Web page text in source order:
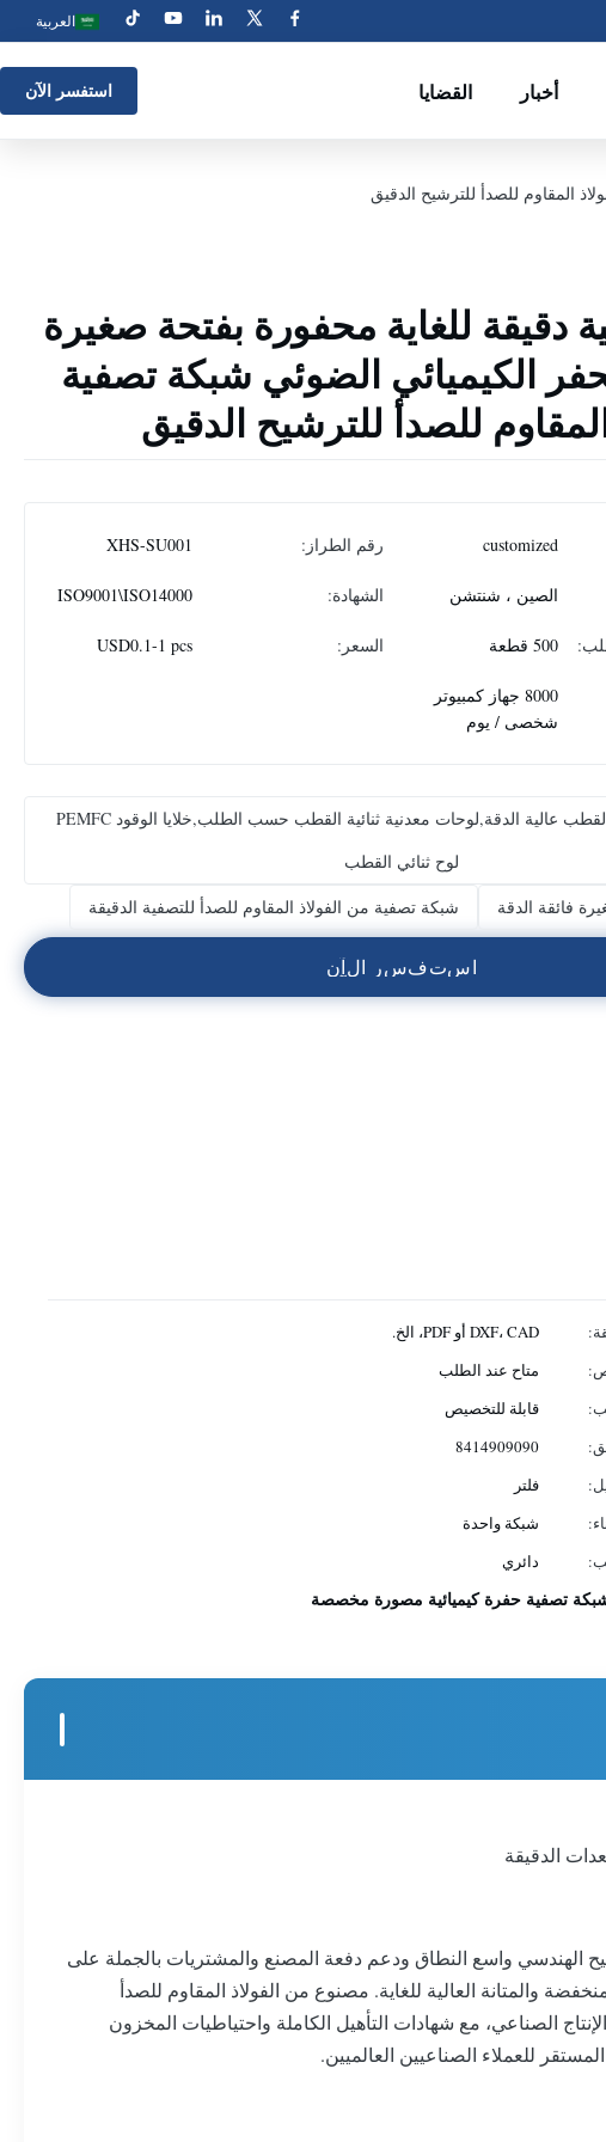
العربية
أخبار القضايا استفسر الآن
المقاوم للصدأ للترشيح الدقيق
دقيقة للغاية محفورة بفتحة صغيرة
الكيميائي الضوئي شبكة تصفية
للصدأ للترشيح الدقيق
customized رقم الطراز: XHS-SU001
الصين ، شنتشن الشهادة: ISO9001\ISO14000
500 قطعة السعر: USD0.1-1 pcs
8000 جهاز كمبيوتر
شخصى / يوم
لوحات معدنية ثنائية القطب عالية الدقة,لوحات معدنية ثنائية القطب حسب الطلب,خلايا الوقود PEMFC
لوح ثنائي القطب
فائقة الدقة
شبكة تصفية من الفولاذ المقاوم للصدأ للتصفية الدقيقة
استفسر الآن
DXF، CAD أو PDF، الخ.
متاح عند الطلب
قابلة للتخصيص
8414909090
فلتر
شبكة واحدة
دائري
تصفية حفرة كيميائية مصورة مخصصة
الهندسي واسع النطاق ودعم دفعة المصنع والمشتريات بالجملة على
والمتانة العالية للغاية. مصنوع من الفولاذ المقاوم للصدأ
الصناعي، مع شهادات التأهيل الكاملة واحتياطيات المخزون
للعملاء الصناعيين العالميين.